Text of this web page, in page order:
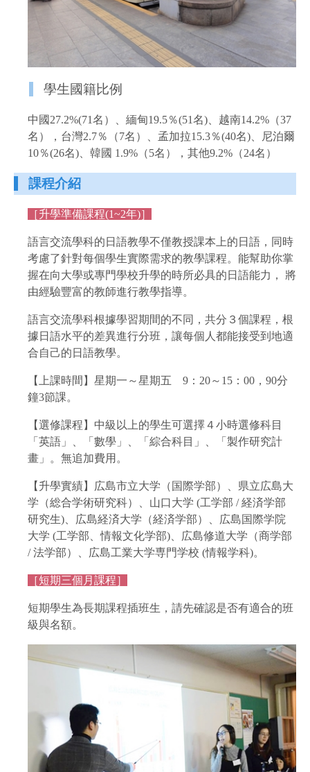
學生國籍比例
中國27.2%(71名）、緬甸19.5％(51名)、越南14.2%（37
名），台灣2.7％（7名）、孟加拉15.3％(40名)、尼泊爾
10％(26名)、韓國 1.9%（5名），其他9.2%（24名）
課程介紹
［升學準備課程(1~2年)］
語言交流學科的日語教學不僅教授課本上的日語，同時
考慮了針對每個學生實際需求的教學課程。能幫助你掌
握在向大學或專門學校升學的時所必具的日語能力， 將
由經驗豐富的教師進行教學指導。
語言交流學科根據學習期間的不同，共分３個課程，根
據日語水平的差異進行分班，讓每個人都能接受到地適
合自己的日語教學。
【上課時間】星期一～星期五 9：20～15：00，90分
鐘3節課。
【選修課程】中級以上的學生可選擇４小時選修科目
「英語」、「數學」、「綜合科目」、「製作研究計
畫」。無追加費用。
【升學實績】広島市立大学（国際学部）、県立広島大
学（総合学術研究科）、山口大学 (工学部 / 経済学部
研究生)、広島経済大学（経済学部）、広島国際学院
大学 (工学部、情報文化学部)、広島修道大学（商学部
/ 法学部）、広島工業大学専門学校 (情報学科)。
［短期三個月課程］
短期學生為長期課程插班生，請先確認是否有適合的班
級與名額。